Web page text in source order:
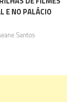
E NO PALÁCIO
Santos